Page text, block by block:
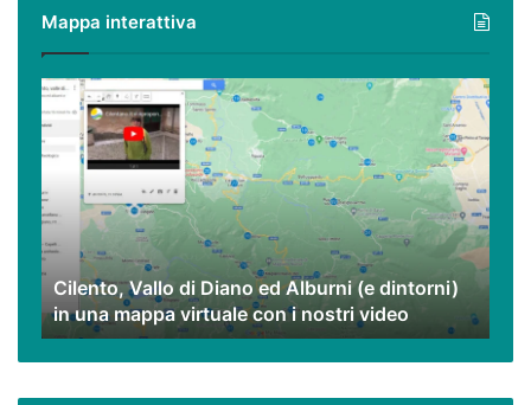
Mappa interattiva
Cilento,
Vallo
di
Diano
ed
Alburni
(e
dintorni)
una
mappa
virtuale
Cilento, Vallo di Diano ed Alburni (e dintorni)
in una mappa virtuale con i nostri video